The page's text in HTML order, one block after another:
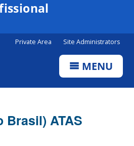
Private Area Site Administrators
MENU
Brasil) ATAS